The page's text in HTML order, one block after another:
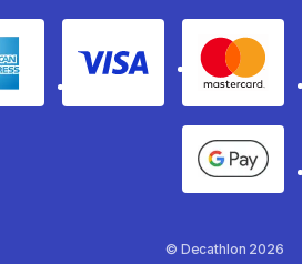
Mastercard
Visa
Google Pay
Decathlon 2026 ©